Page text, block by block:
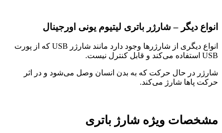
انواع دیگر – شارژر باتری لیتیوم یونی اورجینال
انواع دیگری از شارژرها وجود دارد مانند شارژر USB که از پورت
USB استفاده می‌کند و قابل کنترل نیست.
شارژر در حال حرکت که به بدن انسان وصل می‌شود و در اثر
حرکت پاها شارژ می‌کند.
مشخصات ویژه شارژ باتری